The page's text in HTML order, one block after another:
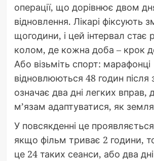
операції, що дорівнює двом
відновлення. Лікарі фіксують
щогодини, і цей інтервал стає
колом, де кожна доба – крок
Або візьміть спорт: марафонці
відновлюються 48 годин після
означає два дні легких вправ,
м’язам адаптуватися, як
У повсякденні це
якщо фільм триває 2 години,
це 24 таких сеанси, або два дні